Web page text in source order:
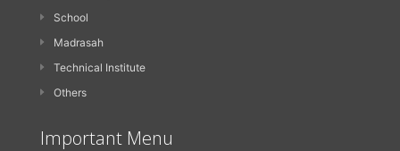
School
Madrasah
Technical Institute
Others
Important Menu